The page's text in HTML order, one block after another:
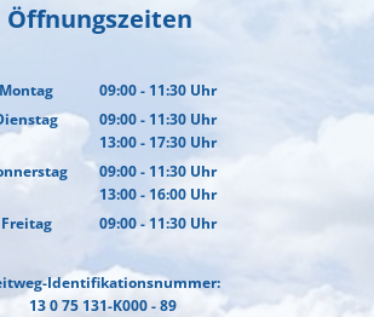
Öffnungszeiten
Montag 09:00- 11:30Uhr
Von 09:00 bis 11:30 Uhr
09:00- 11:30Uhr
Von 09:00 bis 11:30 Uhr
13:00- 17:30Uhr
Von 13:00 bis 17:30 Uhr
09:00- 11:30Uhr
Von 09:00 bis 11:30 Uhr
13:00- 16:00Uhr
Von 13:00 bis 16:00 Uhr
Freitag 09:00- 11:30Uhr
Identifikationsnummer:
13 0 75 131-K000 - 89